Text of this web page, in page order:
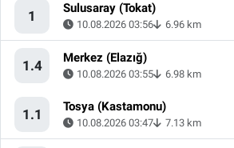
1 Sulusaray (Tokat)
10.08.2026 03:56 6.96 km
1.4 Merkez (Elazığ)
10.08.2026 03:55 6.98 km
1.1 Tosya (Kastamonu)
10.08.2026 03:47 7.13 km